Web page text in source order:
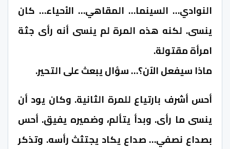
النوادي… السينما… المقاهي… الأحياء… كان
ينسى. لكنه هذه المرة لم ينسى أنه رأى جثة
امرأة مقتولة.
ماذا سيفعل الآن؟… سؤال يبعث على التحير.
أحس أشرف بارتياع للمرة الثانية. وكان يود أن
ينسى ما رأى. وبدأ يتألم، وضميره يفيق. أحس
بصداع نصفي… صداع يكاد يجتثث رأسه. وتذكر